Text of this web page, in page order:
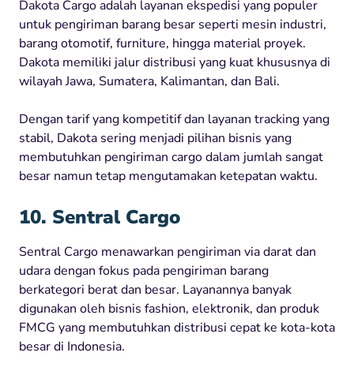
Dakota Cargo adalah layanan ekspedisi yang populer
untuk pengiriman barang besar seperti mesin industri,
barang otomotif, furniture, hingga material proyek.
Dakota memiliki jalur distribusi yang kuat khususnya di
wilayah Jawa, Sumatera, Kalimantan, dan Bali.
Dengan tarif yang kompetitif dan layanan tracking yang
stabil, Dakota sering menjadi pilihan bisnis yang
membutuhkan pengiriman cargo dalam jumlah sangat
besar namun tetap mengutamakan ketepatan waktu.
10. Sentral Cargo
Sentral Cargo menawarkan pengiriman via darat dan
udara dengan fokus pada pengiriman barang
berkategori berat dan besar. Layanannya banyak
digunakan oleh bisnis fashion, elektronik, dan produk
FMCG yang membutuhkan distribusi cepat ke kota-kota
besar di Indonesia.